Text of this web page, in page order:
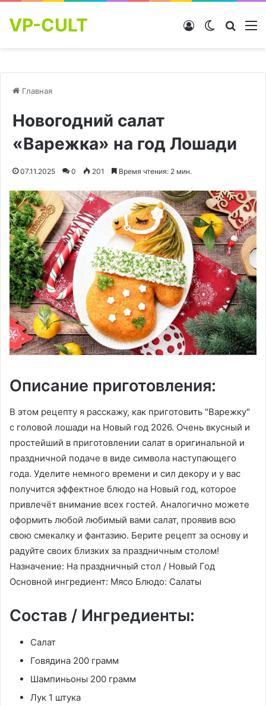
VP-CULT Switch skin
Войти
Главная
Новогодний салат
«Варежка» на год Лошади
07.11.2025 0 201 Время чтения: 2 мин.
Описание приготовления:
В этом рецепту я расскажу, как приготовить "Варежку"
с головой лошади на Новый год 2026. Очень вкусный и
простейший в приготовлении салат в оригинальной и
праздничной подаче в виде символа наступающего
года. Уделите немного времени и сил декору и у вас
получится эффектное блюдо на Новый год, которое
привлечёт внимание всех гостей. Аналогично можете
оформить любой любимый вами салат, проявив всю
свою смекалку и фантазию. Берите рецепт за основу и
радуйте своих близких за праздничным столом!
Назначение: На праздничный стол / Новый Год
Основной ингредиент: Мясо Блюдо: Салаты
Состав / Ингредиенты:
Салат
Говядина 200 грамм
Шампиньоны 200 грамм
Лук 1 штука